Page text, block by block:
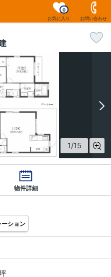
お気に入り
0
お問い合わせ
1/15
物件詳細
ション